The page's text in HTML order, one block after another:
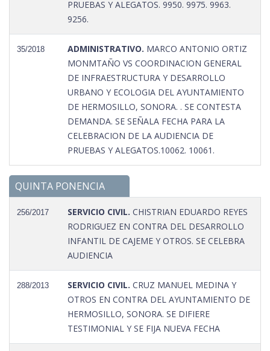
PRUEBAS Y ALEGATOS. 9950. 9975. 9963.
9256.
35/2018 ADMINISTRATIVO. MARCO ANTONIO ORTIZ
MONMTAÑO VS COORDINACION GENERAL
DE INFRAESTRUCTURA Y DESARROLLO
URBANO Y ECOLOGIA DEL AYUNTAMIENTO
DE HERMOSILLO, SONORA. . SE CONTESTA
DEMANDA. SE SEÑALA FECHA PARA LA
CELEBRACION DE LA AUDIENCIA DE
PRUEBAS Y ALEGATOS.10062. 10061.
QUINTA PONENCIA
256/2017 SERVICIO CIVIL. CHISTRIAN EDUARDO REYES
RODRIGUEZ EN CONTRA DEL DESARROLLO
INFANTIL DE CAJEME Y OTROS. SE CELEBRA
AUDIENCIA
288/2013 SERVICIO CIVIL. CRUZ MANUEL MEDINA Y
OTROS EN CONTRA DEL AYUNTAMIENTO DE
HERMOSILLO, SONORA. SE DIFIERE
TESTIMONIAL Y SE FIJA NUEVA FECHA